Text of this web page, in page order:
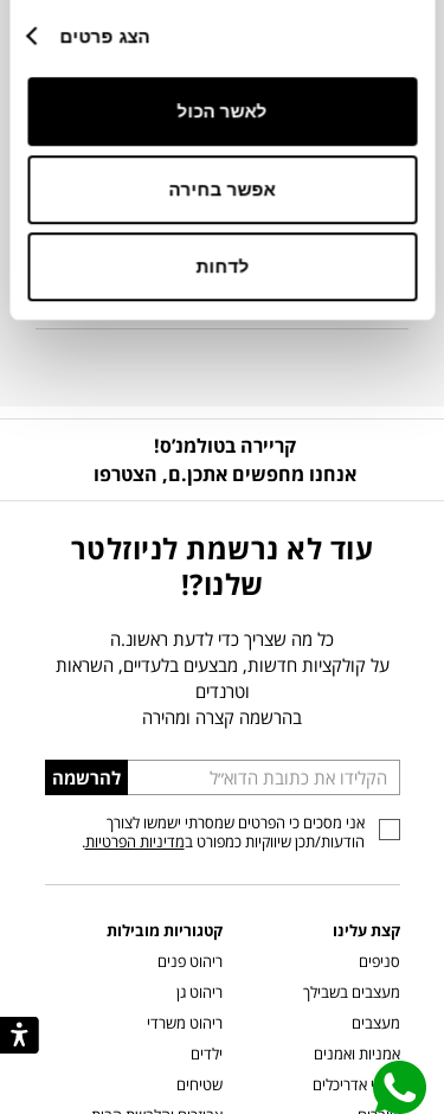
הצג פרטים
לאשר הכול
אפשר בחירה
לדחות
מידע על חומרים
מק"ט
פרטים נוספים
קריירה בטולמנ’ס!
אנחנו מחפשים אתכן.ם, הצטרפו
עוד לא נרשמת לניוזלטר
שלנו?!
כל מה שצריך כדי לדעת ראשונ.ה
על קולקציות חדשות, מבצעים בלעדיים, השראות
וטרנדים
בהרשמה קצרה ומהירה
הכניסו
כתובת
דוא”ל
להרשמה
אני מסכים כי הפרטים שמסרתי ישמשו לצורך
הודעות/תכן שיווקיות כמפורט במדיניות הפרטיות.
קצת עלינו
סניפים
מעצבים בשבילך
מעצבים
אמניות ואמנים
קשרי אדריכלים
קטגוריות מובילות
ריהוט פנים
ריהוט גן
ריהוט משרדי
ילדים
שטיחים